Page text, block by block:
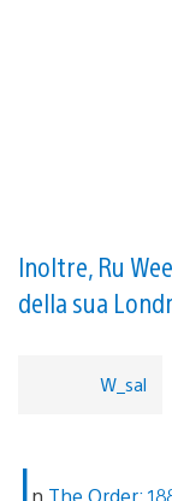
Inoltre, Ru
della sua
W_sal
In The Order: